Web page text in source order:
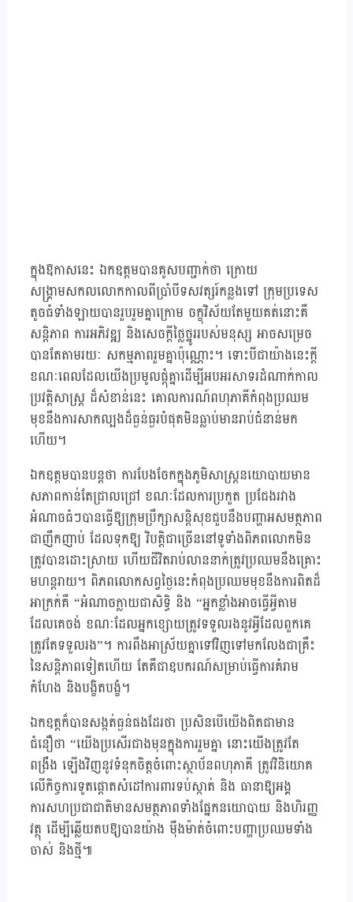
ក្នុងឱកាសនេះ ឯកឧត្តមបានគូសបញ្ជាក់ថា ក្រោយ
សង្គ្រាមសកលលោកកាលពីប្រាំបីទសវត្សរ៍កន្លងទៅ ក្រុមប្រទេស
តូចធំទាំងឡាយបានរួបរួមគ្នាក្រោម ចក្ខុវិស័យតែមួយគត់នោះគឺ
សន្តិភាព ការអភិវឌ្ឍ និងសេចក្តីថ្លៃថ្នូររបស់មនុស្ស អាចសម្រេច
បានតែតាមរយៈ សកម្មភាពរួមគ្នាប៉ុណ្ណោះ។ ទោះបីជាយ៉ាងនេះក្តី
ខណៈពេលដែលយើងប្រមូលផ្តុំគ្នាដើម្បីអបអរសាទរដំណាក់កាល
ប្រវត្តិសាស្ត្រ ដ៏សំខាន់នេះ គោលការណ៍ពហុភាគីកំពុងប្រឈម
មុខនឹងការសាកល្បងដ៏ធ្ងន់ធ្ងរបំផុតមិនធ្លាប់មានរាប់ជំនាន់មក
ហើយ។
ឯកឧត្តមបានបន្តថា ការបែងចែកក្នុងភូមិសាស្ត្រនយោបាយមាន
សភាពកាន់តែជ្រាលជ្រៅ ខណៈដែលការប្រកួត ប្រជែងរវាង
អំណាចធំៗបានធ្វើឱ្យក្រុមប្រឹក្សាសន្តិសុខជួបនឹងបញ្ហាអសមត្ថភាព
ជាញឹកញាប់ ដែលទុកឱ្យ វិបត្តិជាច្រើននៅទូទាំងពិភពលោកមិន
ត្រូវបានដោះស្រាយ ហើយជីវិតរាប់លាននាក់ត្រូវប្រឈមនឹងគ្រោះ
មហន្តរាយ។ ពិភពលោកសព្វថ្ងៃនេះកំពុងប្រឈមមុខនឹងការពិតដ៏
អាក្រក់គឺ “អំណាចក្លាយជាសិទ្ធិ និង “អ្នកខ្លាំងអាចធ្វើអ្វីតាម
ដែលគេចង់ ខណៈដែលអ្នកខ្សោយត្រូវទទួលរងនូវអ្វីដែលពួកគេ
ត្រូវតែទទួលរង”។ ការពឹងអាស្រ័យគ្នាទៅវិញទៅមកលែងជាគ្រឹះ
នៃសន្តិភាពទៀតហើយ តែគឺជាឧបករណ៍សម្រាប់ធ្វើការគំរាម
កំហែង និងបង្ខិតបង្ខំ។
ឯកឧត្តក៏បានសង្កត់ធ្ងន់ផងដែរថា ប្រសិនបើយើងពិតជាមាន
ជំនឿថា “យើងប្រសើរជាងមុនក្នុងការរួមគ្នា នោះយើងត្រូវតែ
ពង្រឹង ឡើងវិញនូវទំនុកចិត្តចំពោះស្ថាប័នពហុភាគី ត្រូវវិនិយោគ
លើកិច្ចការទូតផ្តោតសំដៅការពារទប់ស្កាត់ និង ធានាឱ្យអង្គ
ការសហប្រជាជាតិមានសមត្ថភាពទាំងផ្នែកនយោបាយ និងហិរញ្ញ
វត្ថុ ដើម្បីឆ្លើយតបឱ្យបានយ៉ាង ម៉ឺងម៉ាត់ចំពោះបញ្ហាប្រឈមទាំង
ចាស់ និងថ្មី៕